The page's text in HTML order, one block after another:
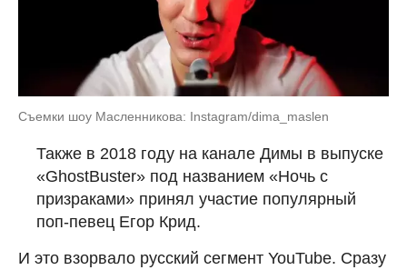
Съемки шоу Масленникова: Instagram/dima_maslen
Также в 2018 году на канале Димы в выпуске
«GhostBuster» под названием «Ночь с
призраками» принял участие популярный
поп-певец Егор Крид.
И это взорвало русский сегмент YouTube. Сразу